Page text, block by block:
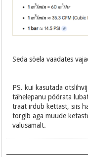
Seda sõela vaadates
PS. kui kasutada
tähelepanu pöörata
traat irdub kettast, siis
torgib aga muude
valusamalt.